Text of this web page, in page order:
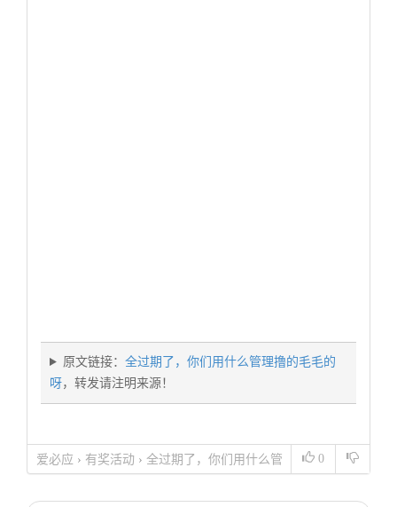
原文链接： 全过期了，你们用什么管理撸的毛毛的
呀，转发请注明来源！
0
爱必应 › 有奖活动 › 全过期了，你们用什么管